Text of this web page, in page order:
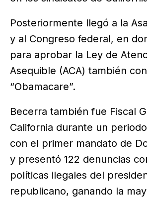
Posteriormente llegó a la
y al Congreso federal, en
para aprobar la Ley de
Asequible (ACA) también
“Obamacare”.
Becerra también fue Fiscal
California durante un
con el primer mandato de
y presentó 122 denuncias
políticas ilegales del
republicano, ganando la